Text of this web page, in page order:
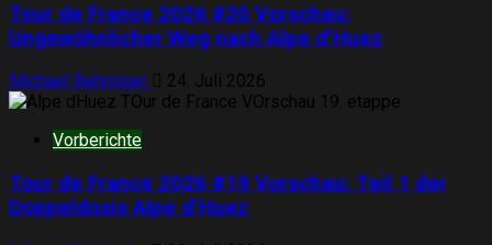
Tour de France 2026 #20 Vorschau:
Ungewöhnlicher Weg nach Alpe d’Huez
Michael Behringer 24. Juli 2026
Vorberichte
Tour de France 2026 #19 Vorschau: Teil 1 der
Doppeldosis Alpe d’Huez